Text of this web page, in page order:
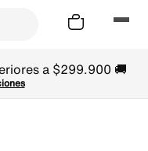
a $299.900 🚚